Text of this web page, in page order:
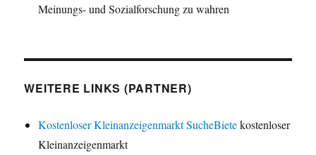
Meinungs- und Sozialforschung zu wahren
WEITERE LINKS (PARTNER)
Kostenloser Kleinanzeigenmarkt SucheBietekostenloser
Kleinanzeigenmarkt